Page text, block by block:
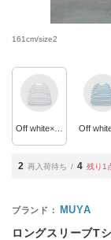
161cm/size2
2 再入荷待ち 4 残り1
MUYA
ロングスリーブT